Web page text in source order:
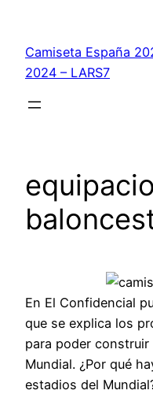
contenido
Camiseta España
2024 – LARS7
En El Confidencial
que se explica los
para poder
Mundial. ¿Por qué
estadios del